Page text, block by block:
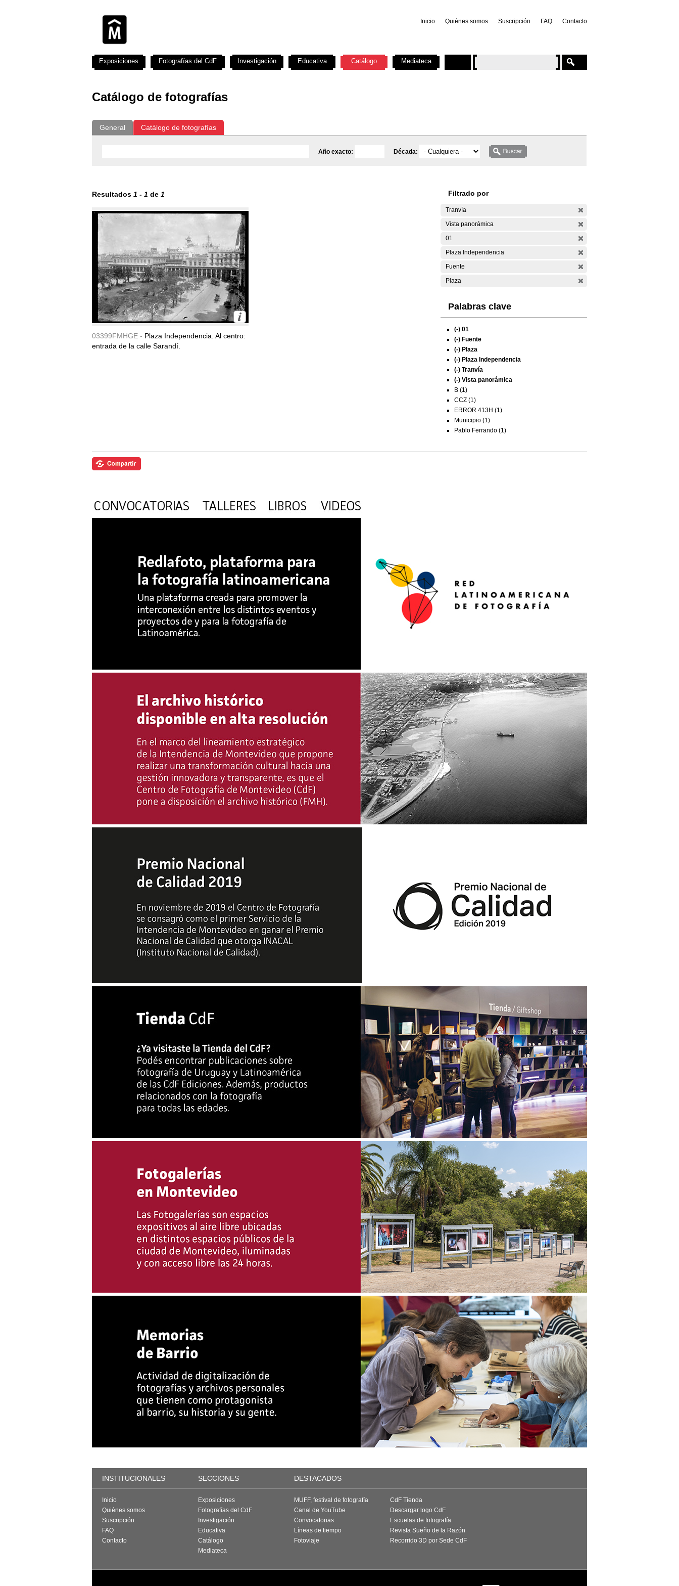
Inicio Quiénes somos Suscripción FAQ Contacto
Catálogo de fotografías
General Catálogo de fotografías
Año exacto: Década:
Resultados 1 - 1 de 1
03399FMHGE - Plaza Independencia. Al centro:
entrada de la calle Sarandí.
Filtrado por
Tranvía
Vista panorámica
01
Plaza Independencia
Fuente
Plaza
Palabras clave
(-) 01
(-) Fuente
(-) Plaza
(-) Plaza Independencia
(-) Tranvía
(-) Vista panorámica
B (1)
CCZ (1)
ERROR 413H (1)
Municipio (1)
Pablo Ferrando (1)
Exposiciones Fotografías del CdF Investigación Educativa Catálogo Mediateca
INSTITUCIONALES SECCIONES DESTACADOS
Inicio
Quiénes somos
Suscripción
FAQ
Contacto
Exposiciones
Fotografías del CdF
Investigación
Educativa
Catálogo
Mediateca
MUFF, festival de fotografía
Canal de YouTube
Convocatorias
Líneas de tiempo
Fotoviaje
CdF Tienda
Descargar logo CdF
Escuelas de fotografía
Revista Sueño de la Razón
Recorrido 3D por Sede CdF